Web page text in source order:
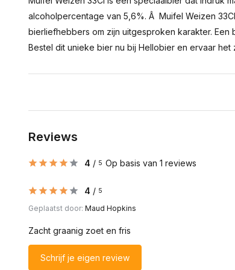
alcoholpercentage van 5,6%. Â Muifel Weizen
bierliefhebbers om zijn uitgesproken karakter.
Bestel dit unieke bier nu bij Hellobier en ervaar het
Reviews
4 / 5 Op basis van 1 reviews
4 / 5
Geplaatst door: Maud Hopkins
Zacht graanig zoet en fris
Schrijf je eigen review